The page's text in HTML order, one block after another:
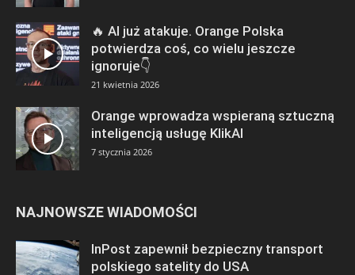
🔥 AI już atakuje. Orange Polska
potwierdza coś, co wielu jeszcze
ignoruje👇
21 kwietnia 2026
Orange wprowadza wspieraną sztuczną
inteligencją usługę KlikAI
7 stycznia 2026
NAJNOWSZE WIADOMOŚCI
InPost zapewnił bezpieczny transport
polskiego satelity do USA